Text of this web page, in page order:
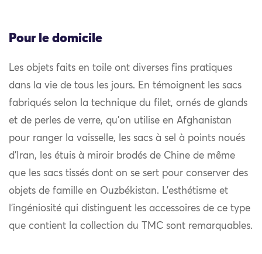
Pour le domicile
Les objets faits en toile ont diverses fins pratiques
dans la vie de tous les jours. En témoignent les sacs
fabriqués selon la technique du filet, ornés de glands
et de perles de verre, qu’on utilise en Afghanistan
pour ranger la vaisselle, les sacs à sel à points noués
d’Iran, les étuis à miroir brodés de Chine de même
que les sacs tissés dont on se sert pour conserver des
objets de famille en Ouzbékistan. L’esthétisme et
l’ingéniosité qui distinguent les accessoires de ce type
que contient la collection du TMC sont remarquables.